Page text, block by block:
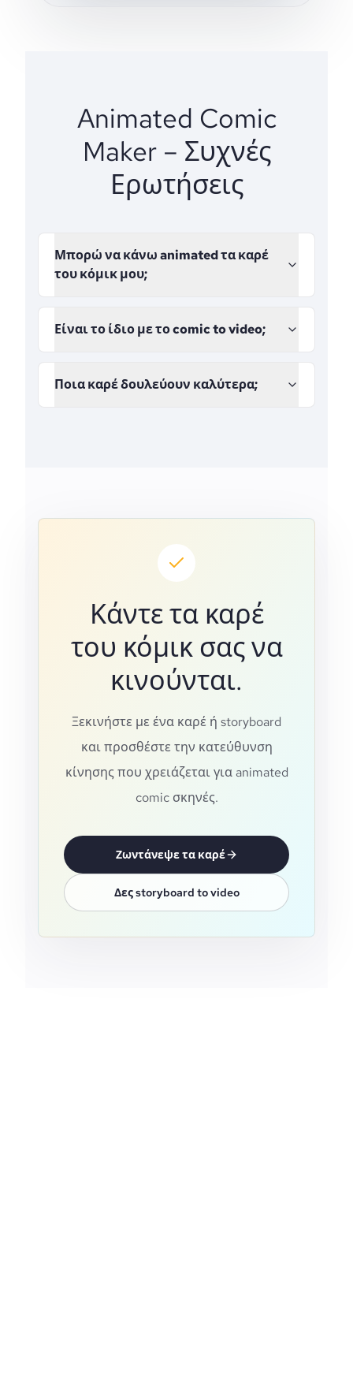
Animated Comic
Maker – Συχνές
Ερωτήσεις
Μπορώ να κάνω animated τα καρέ
του κόμικ μου;
Είναι το ίδιο με το comic to video;
Ποια καρέ δουλεύουν καλύτερα;
Κάντε τα καρέ
του κόμικ σας να
κινούνται.
Ξεκινήστε με ένα καρέ ή storyboard
και προσθέστε την κατεύθυνση
κίνησης που χρειάζεται για animated
comic σκηνές.
Ζωντάνεψε τα καρέ
Δες storyboard to video